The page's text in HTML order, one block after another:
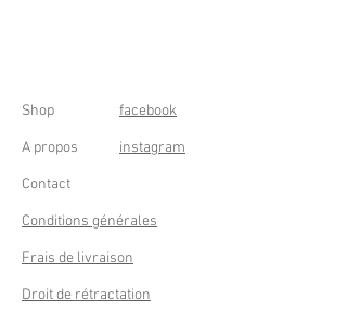
Shop
A propos
Contact
Conditions générales
Frais de livraison
Droit de rétractation
facebook
instagram